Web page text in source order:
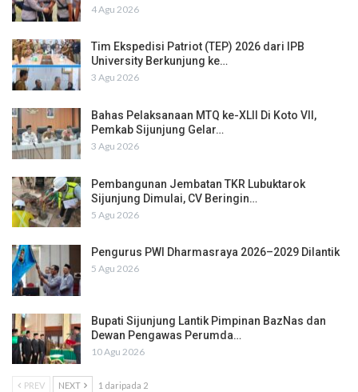
4 Agu 2026
Tim Ekspedisi Patriot (TEP) 2026 dari IPB
University Berkunjung ke…
3 Agu 2026
Bahas Pelaksanaan MTQ ke-XLII Di Koto VII,
Pemkab Sijunjung Gelar…
3 Agu 2026
Pembangunan Jembatan TKR Lubuktarok
Sijunjung Dimulai, CV Beringin…
5 Agu 2026
Pengurus PWI Dharmasraya 2026–2029 Dilantik
5 Agu 2026
Bupati Sijunjung Lantik Pimpinan BazNas dan
Dewan Pengawas Perumda…
10 Agu 2026
PREV NEXT 1 daripada 2